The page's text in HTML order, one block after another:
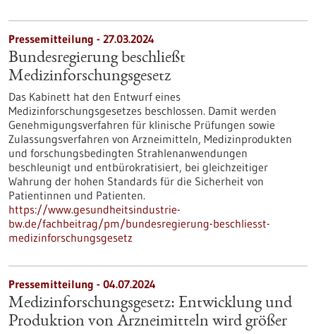
Pressemitteilung - 27.03.2024
Bundesregierung beschließt
Medizinforschungsgesetz
Das Kabinett hat den Entwurf eines
Medizinforschungsgesetzes beschlossen. Damit werden
Genehmigungsverfahren für klinische Prüfungen sowie
Zulassungsverfahren von Arzneimitteln, Medizinprodukten
und forschungsbedingten Strahlenanwendungen
beschleunigt und entbürokratisiert, bei gleichzeitiger
Wahrung der hohen Standards für die Sicherheit von
Patientinnen und Patienten.
https://www.gesundheitsindustrie-
bw.de/fachbeitrag/pm/bundesregierung-beschliesst-
medizinforschungsgesetz
Pressemitteilung - 04.07.2024
Medizinforschungsgesetz: Entwicklung und
Produktion von Arzneimitteln wird größer